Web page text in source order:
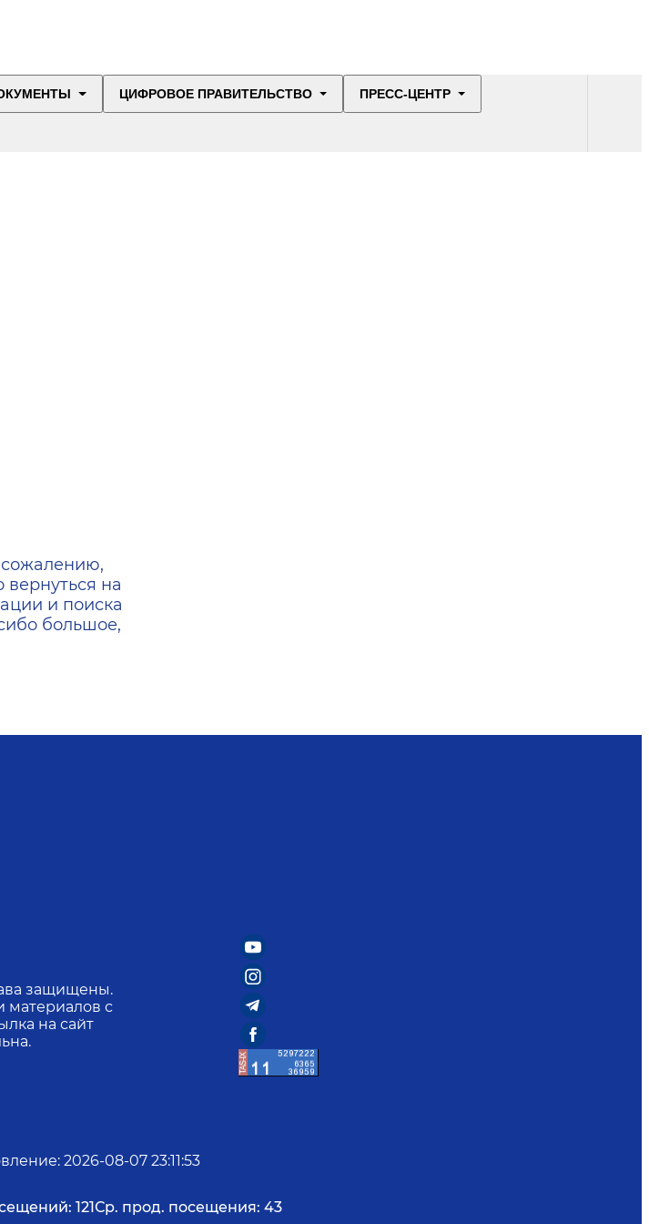
ЦИФРОВОЕ ПРАВИТЕЛЬСТВО ПРЕСС-ЦЕНТР
на
и поиска
большое,
защищены.
материалов с
на сайт
: 2026-08-07 23:11:53
121Ср. прод. посещения: 43